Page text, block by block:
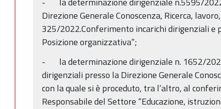
Direzione Generale Conoscenza, Ricerca,
325/2022.Conferimento incarichi dirigenziali e
Posizione organizzativa”;
- la determinazione dirigenziale n. 1652/
dirigenziali presso la Direzione Generale
con la quale si è proceduto, tra l’altro, al
Responsabile del Settore “Educazione,